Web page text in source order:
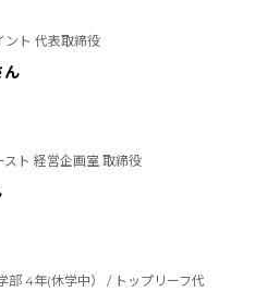
ント 代表取締役
ん
スト 経営企画室 取締役
部 4年(休学中） / トップリーフ代